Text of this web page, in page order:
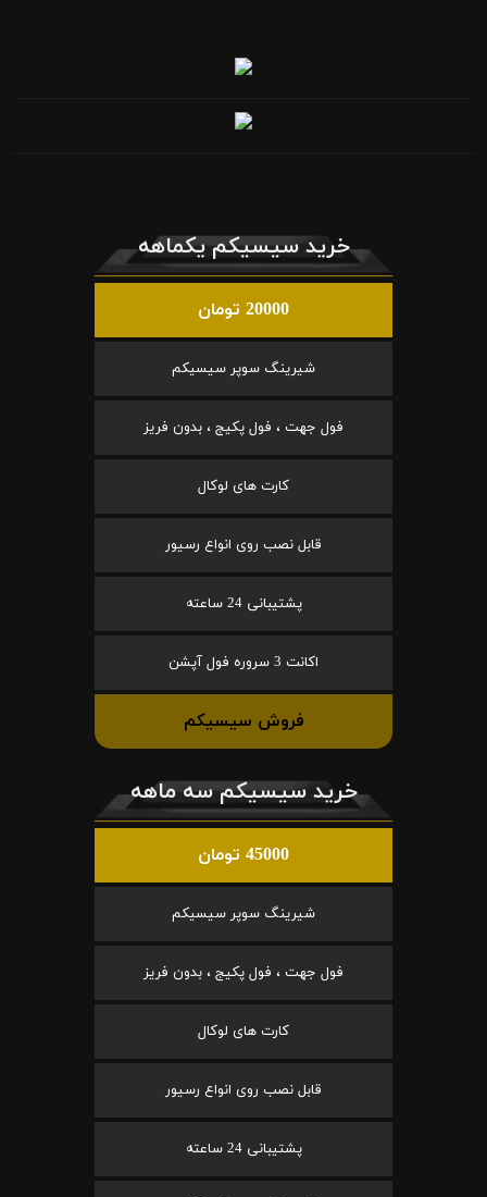
خرید سیسیکم یکماهه
20000 تومان
شیرینگ سوپر سیسیکم
فول جهت ، فول پکیج ، بدون فریز
کارت های لوکال
قابل نصب روی انواع رسیور
پشتیبانی 24 ساعته
اکانت 3 سروره فول آپشن
فروش سیسیکم
خرید سیسیکم سه ماهه
45000 تومان
شیرینگ سوپر سیسیکم
فول جهت ، فول پکیج ، بدون فریز
کارت های لوکال
قابل نصب روی انواع رسیور
پشتیبانی 24 ساعته